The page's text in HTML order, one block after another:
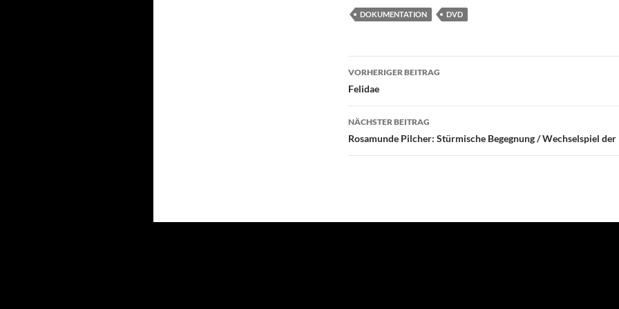
DOKUMENTATION DVD
Beitragsnavigation
VORHERIGER BEITRAG
Felidae
NÄCHSTER BEITRAG
Rosamunde Pilcher: Stürmische Begegnung / Wechselspiel der